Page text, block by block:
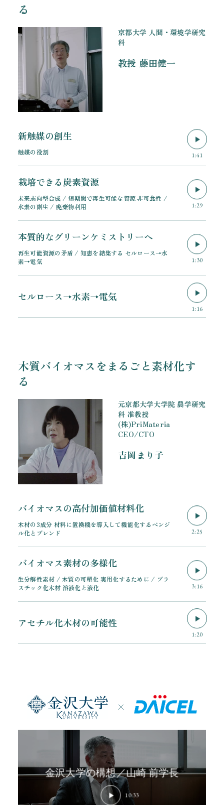
る
京都大学 人間・環境学研究
科
教授 藤田健一
新触媒の創生
触媒の役割 1:41
栽培できる炭素資源
未来志向型合成 / 短期間で再生可能な資源 非可食性 /
水素の副生 / 廃棄物利用
1:29
本質的なグリーンケミストリーへ
再生可能資源の矛盾 / 知恵を結集する セルロース→水
素→電気
1:30
セルロース→水素→電気
1:16
木質バイオマスをまるごと素材化す
る
元京都大学大学院 農学研究
科 准教授
(株)PriMateria
CEO/CTO
吉岡まり子
バイオマスの高付加価値材料化
木材の3成分 材料に置換機を導入して機能化するベンジ
ル化とブレンド
2:25
バイオマス素材の多様化
生分解性素材 / 木質の可塑化 実用化するために / プラ
スチック化木材 溶液化と液化
3:16
アセチル化木材の可能性
1:20
金沢大学の構想／山崎 前学長
10:33